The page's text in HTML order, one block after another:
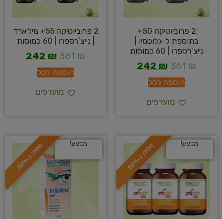
2 פרוביוטיקה 50+
בתוספת ל-גלוטמין |
נייצ’רספרו | 60 כמוסות
361 ₪
242 ₪
הוספה לסל
מועדפים
2 פרוביוטיקה 55+ מיליארד
| נייצ’רספרו | 60 כמוסות
361 ₪
242 ₪
הוספה לסל
מועדפים
ח
ס
כ
ו
כ
-
5
2
% מבצע! ח
ס
כ
ו
כ
-
3
0
% מבצע!